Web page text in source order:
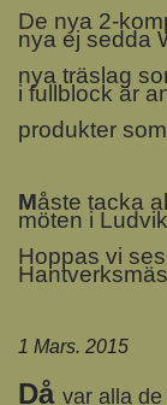
De nya 2-
nya ej sedda
nya träslag
i fullblock är
produkter
Måste tacka
möten i
Hoppas vi
1 Mars. 2015
Då var alla